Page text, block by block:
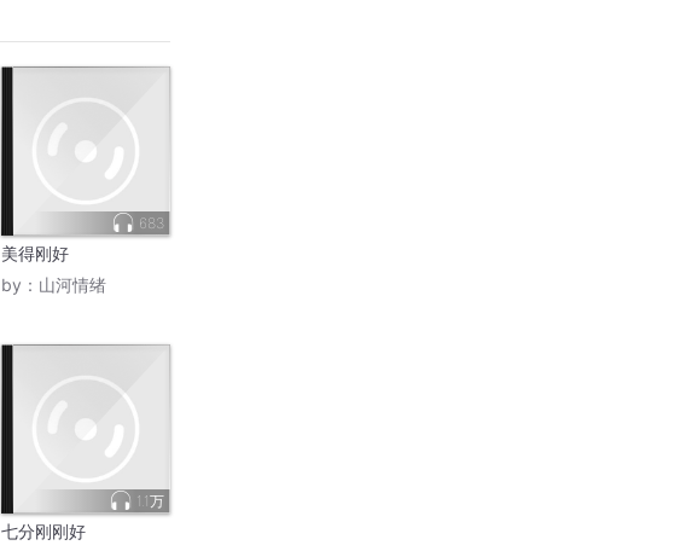
683
美得刚好
by： 山河情绪
1.1万
七分刚刚好